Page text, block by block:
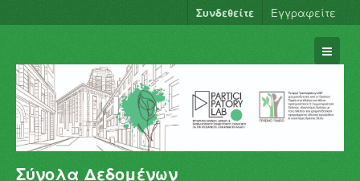
Συνδεθείτε Εγγραφείτε
Σύνολα Δεδομένων
Σύνολα Δεδομένων